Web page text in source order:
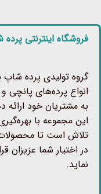
فروشگاه اینترنتی
گروه تولیدی پرده
انواع پرده‌های پانچی
به مشتریان خود ارائه
این مجموعه با
تلاش است تا محصولات
در اختیار شما
نماید.